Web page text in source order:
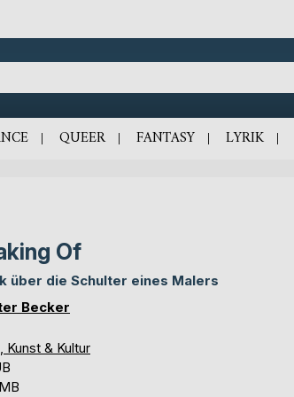
QUEER FANTASY LYRIK
Of
über die Schulter eines Malers
Becker
Kunst & Kultur